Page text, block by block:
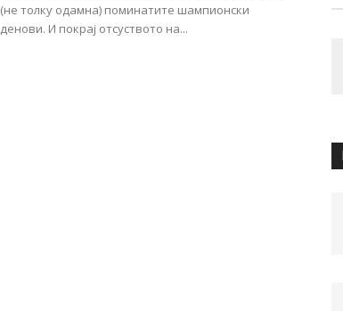
(не толку одамна) поминатите шампионски
денови. И покрај отсуството на...